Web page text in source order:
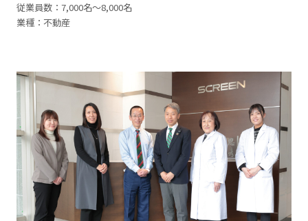
従業員数：7,000名～8,000名
業種：不動産